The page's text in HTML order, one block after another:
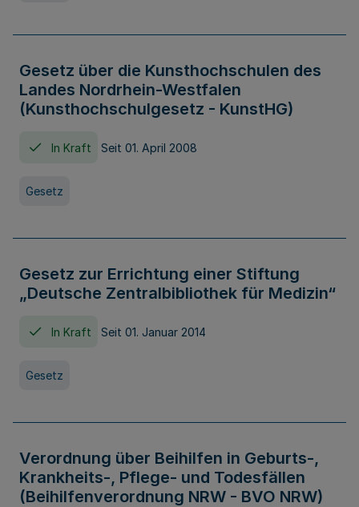
Gesetz über die Kunsthochschulen des
Landes Nordrhein-Westfalen
(Kunsthochschulgesetz - KunstHG)
In Kraft Seit 01. April 2008
Gesetz
Gesetz zur Errichtung einer Stiftung
„Deutsche Zentralbibliothek für Medizin“
In Kraft Seit 01. Januar 2014
Gesetz
Verordnung über Beihilfen in Geburts-,
Krankheits-, Pflege- und Todesfällen
(Beihilfenverordnung NRW - BVO NRW)